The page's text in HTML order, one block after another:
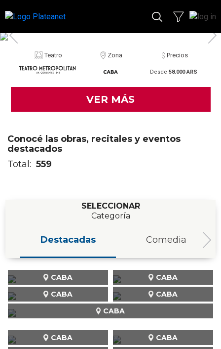
Teatro Zona Precios
Desde 58.000 ARS
VER MÁS
Conocé las obras, recitales y eventos
destacados
Total: 559
SELECCIONAR
Categoría
Destacadas Comedia
CABA
CABA
CABA
CABA
CABA
CABA CABA